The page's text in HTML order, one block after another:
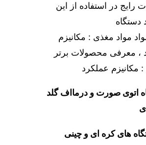
رایج در استفاده از این
دستگاه
مواد مغذی : مکانیزم
، معرفی محصولات برتر
: مکانیزم عملکرد
اتوی صورت و درمااف گلد
های کره ای و چینی